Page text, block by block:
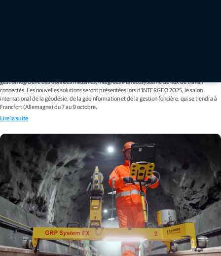
gestion logicielle des données massives, intégrées à un écosystème de flux de travail
connectés. Les nouvelles solutions seront présentées lors d’INTERGEO 2025, le salon
international de la géodésie, de la géoinformation et de la gestion foncière, qui se tiendra à
Francfort (Allemagne) du 7 au 9 octobre.
Lire la suite